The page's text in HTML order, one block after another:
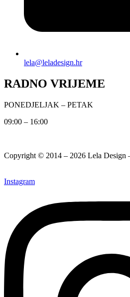
lela@leladesign.hr
RADNO VRIJEME
PONEDJELJAK – PETAK
09:00 – 16:00
Copyright © 2014 – 2026 Lela Design
Instagram